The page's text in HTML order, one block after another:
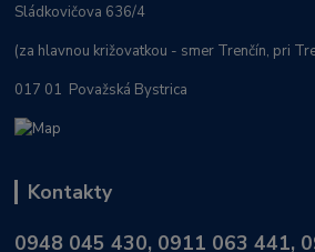
Sládkovičova 636/4
(za hlavnou križovatkou - smer Trenčín, pri
017 01 Považská Bystrica
Kontakty
0948 045 430, 0911 063 441,